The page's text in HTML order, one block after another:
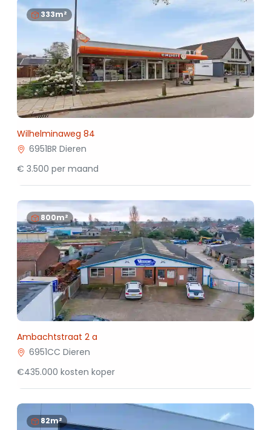
333m²
Wilhelminaweg 84
6951BR Dieren
€ 3.500 per maand
800m²
Ambachtstraat 2 a
6951CC Dieren
€435.000 kosten koper
82m²